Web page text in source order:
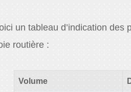
un tableau d’indication
routière :
Volume